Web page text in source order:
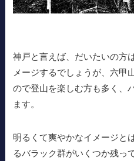
神戸と言えば、だいたいの方
メージするでしょうが、六甲
ので登山を楽しむ方も多く、
ます。
明るくて爽やかなイメージと
るバラック群がいくつか残っ